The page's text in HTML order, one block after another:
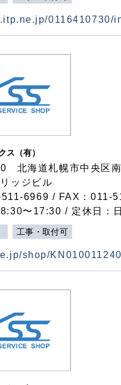
0116410730/
ス（有）
北海道札幌市中央区
ッジビル
6969 / FAX：011-
〜17:30 / 定休日：
工事・取付可
shop/